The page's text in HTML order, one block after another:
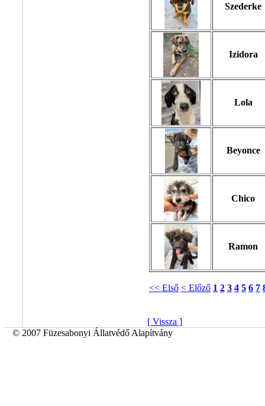
Szederke
Izidora
Lola
Beyonce
Chico
Ramon
<< Első < Előző 1 2 3 4 5 6 7
[ Vissza ]
© 2007 Füzesabonyi Állatvédő Alapítvány